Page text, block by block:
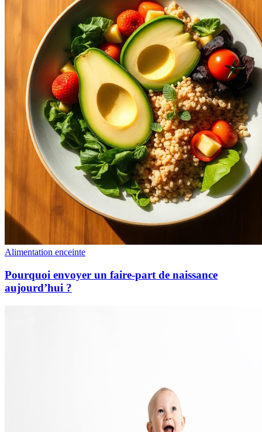
Alimentation enceinte
Pourquoi envoyer un faire-part de naissance
aujourd’hui ?